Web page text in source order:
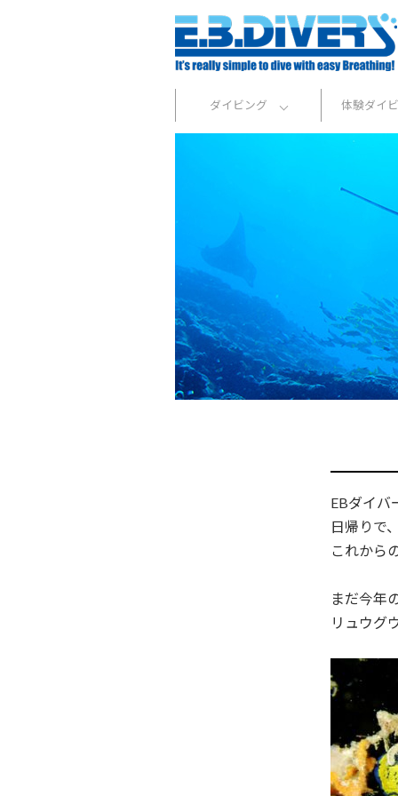
ダイビング 体験ダイ
EBダイバ
日帰りで
これから
まだ今年
リュウグ